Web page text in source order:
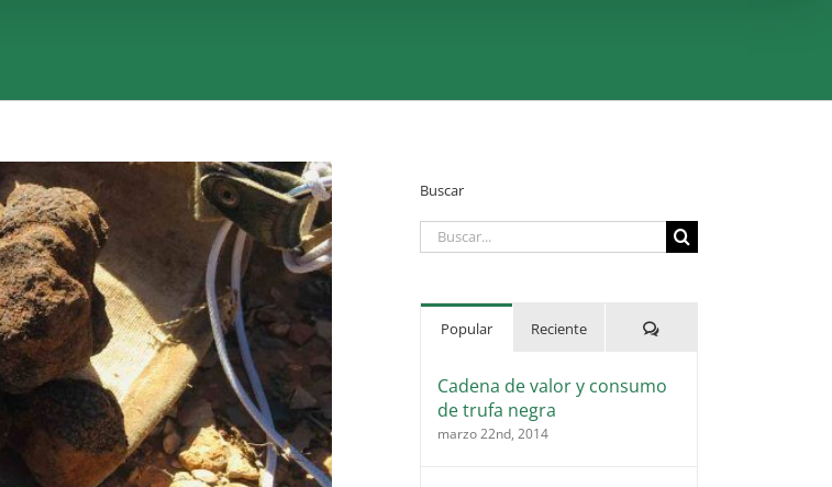
Buscar
Buscar:
Popular Reciente Comentarios
Cadena de valor y consumo
de trufa negra
marzo 22nd, 2014